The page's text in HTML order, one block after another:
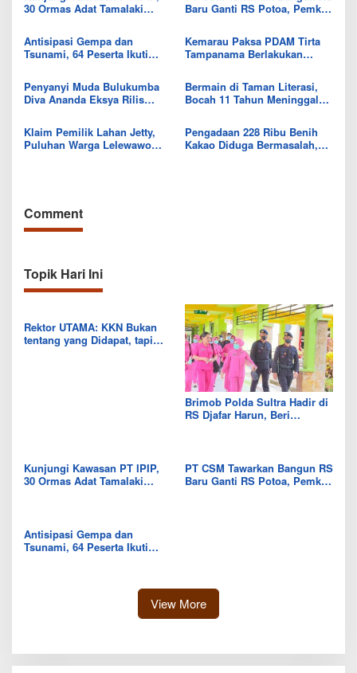
30 Ormas Adat Tamalaki
Baru Ganti RS Potoa, Pemkab
Antisipasi Gempa dan
Tsunami, 64 Peserta Ikuti
Kemarau Paksa PDAM Tirta
Tampanama Berlakukan
Penyanyi Muda Bulukumba
Diva Ananda Eksya Rilis
Bermain di Taman Literasi,
Bocah 11 Tahun Meninggal
Klaim Pemilik Lahan Jetty,
Puluhan Warga Lelewawo
Pengadaan 228 Ribu Benih
Kakao Diduga Bermasalah,
Comment
Topik Hari Ini
Rektor UTAMA: KKN Bukan
tentang yang Didapat, tapi
Brimob Polda Sultra Hadir di
RS Djafar Harun, Beri
Kunjungi Kawasan PT IPIP,
30 Ormas Adat Tamalaki
PT CSM Tawarkan Bangun RS
Baru Ganti RS Potoa, Pemkab
Antisipasi Gempa dan
Tsunami, 64 Peserta Ikuti
View More